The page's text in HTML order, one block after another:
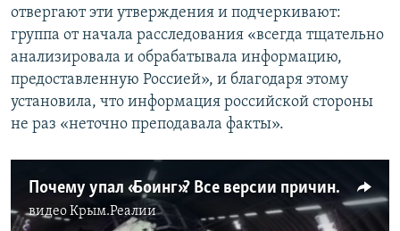
отвергают эти утверждения и подчеркивают:
группа от начала расследования «всегда тщательно
анализировала и обрабатывала информацию,
предоставленную Россией», и благодаря этому
установила, что информация российской стороны
не раз «неточно преподавала факты».
Почему упал «Боинг»? Все версии причин катастрофы рейса MH17 (видео)
видеоКрым.Реалии